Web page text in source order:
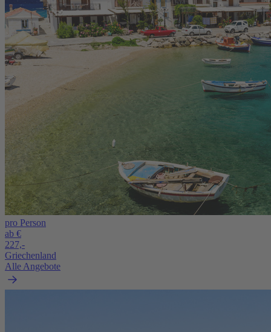
pro Person
ab €
227,-
Griechenland
Alle Angebote